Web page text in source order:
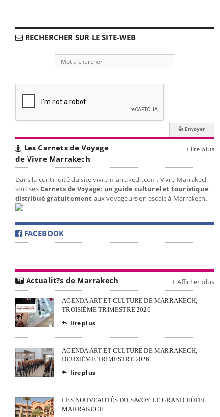
RECHERCHER SUR LE SITE-WEB
Les Carnets de Voyage
de Vivre Marrakech
+ lire plus
Dans la continuité du site vivre-marrakech.com, Vivre Marrakech
sort sesCarnets de Voyage: un guide culturel et touristique
distribué gratuitement aux voyageurs en escale à Marrakech.
FACEBOOK
Actualit?s de Marrakech + Afficher plus
AGENDA ART ET CULTURE DE MARRAKECH,
TROISIÈME TRIMESTRE 2026
 lire plus
AGENDA ART ET CULTURE DE MARRAKECH,
DEUXIÈME TRIMESTRE 2026
 lire plus
LES NOUVEAUTÉS DU SAVOY LE GRAND HÔTEL
MARRAKECH